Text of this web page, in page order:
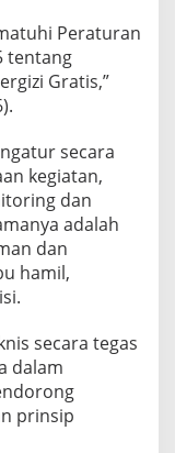
Peraturan
tentang
Gratis,”
secara
kegiatan,
dan
adalah
dan
hamil,
secara tegas
dalam
prinsip